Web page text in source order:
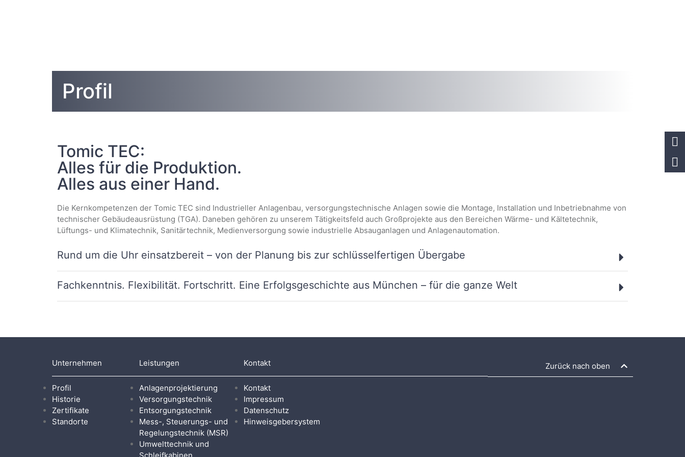
Profil
Tomic TEC:
Alles für die Produktion.
Alles aus einer Hand.
Die Kernkompetenzen der Tomic TEC sind Industrieller Anlagenbau, versorgungstechnische Anlagen sowie die Montage, Installation und Inbetriebnahme von
technischer Gebäudeausrüstung (TGA). Daneben gehören zu unserem Tätigkeitsfeld auch Großprojekte aus den Bereichen Wärme- und Kältetechnik,
Lüftungs- und Klimatechnik, Sanitärtechnik, Medienversorgung sowie industrielle Absauganlagen und Anlagenautomation.
Rund um die Uhr einsatzbereit – von der Planung bis zur schlüsselfertigen Übergabe
Fachkenntnis. Flexibilität. Fortschritt. Eine Erfolgsgeschichte aus München – für die ganze Welt
Unternehmen
Profil
Historie
Zertifikate
Standorte
Leistungen
Anlagenprojektierung
Versorgungstechnik
Entsorgungstechnik
Mess-, Steuerungs- und
Regelungstechnik (MSR)
Umwelttechnik und
Kontakt
Kontakt
Impressum
Datenschutz
Hinweisgebersystem
Zurück nach oben